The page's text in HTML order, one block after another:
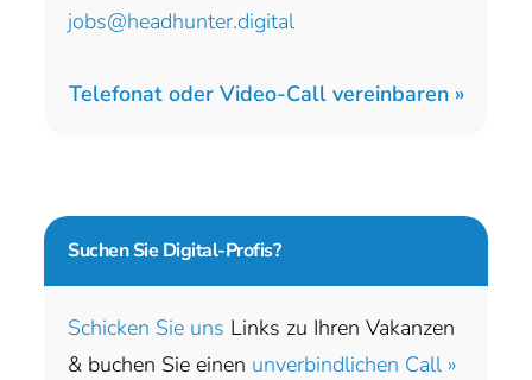
jobs@headhunter.digital
Telefonat oder Video-Call vereinbaren »
Suchen Sie Digital-Profis?
Schicken Sie uns Links zu Ihren Vakanzen
& buchen Sie einen unverbindlichen Call »